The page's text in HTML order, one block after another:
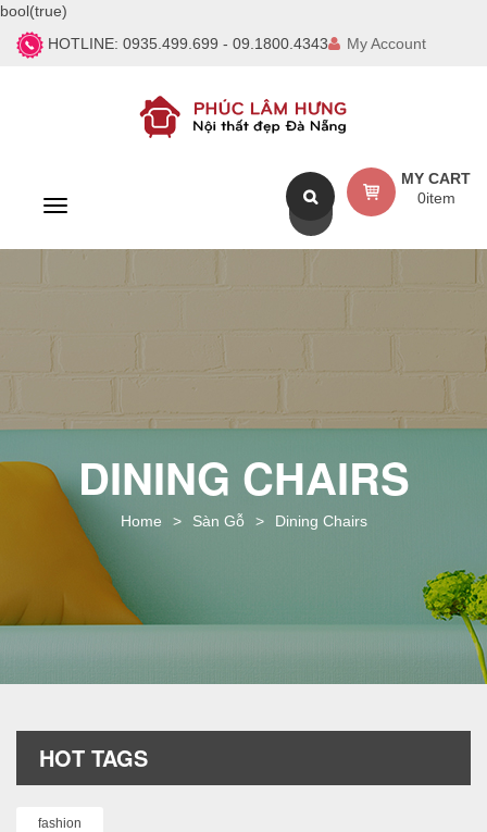
bool(true)
HOTLINE: 0935.499.699 - 09.1800.4343 My Account
T
g
g
MY CART
0item
DINING CHAIRS
Home > Sàn Gỗ > Dining Chairs
HOT TAGS
fashion